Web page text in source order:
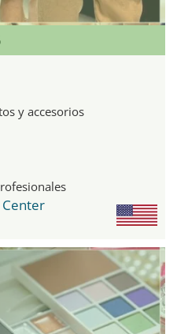
y accesorios
Center